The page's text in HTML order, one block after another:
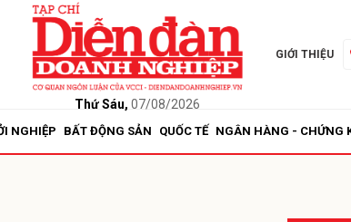
Thứ Sáu, 07/08/2026
GIỚI THIỆU
NGHIỆP BẤT ĐỘNG SẢN QUỐC TẾ NGÂN HÀNG - CHỨNG